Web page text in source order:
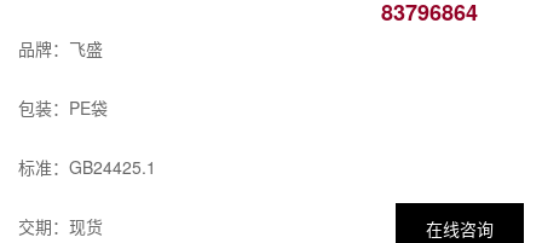
品牌：飞盛
包装：PE袋
标准：GB24425.1
交期：现货 在线咨询
83796864